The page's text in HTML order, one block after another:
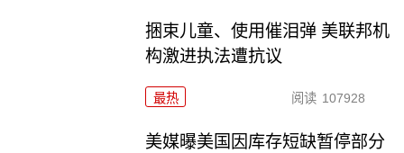
捆束儿童、使用催泪弹 美联邦机
构激进执法遭抗议
最热 阅读 107928
美媒曝美国因库存短缺暂停部分